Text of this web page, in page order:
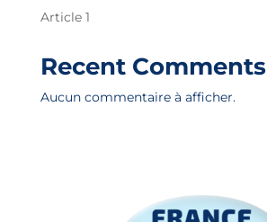
Article 1
Recent Comments
Aucun commentaire à afficher.